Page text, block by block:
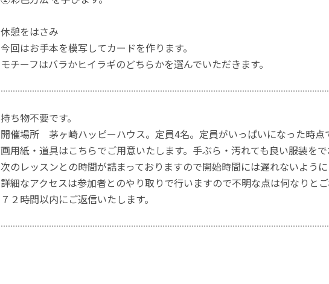
休憩をはさみ
今回はお手本を模写してカードを作ります。
モチーフはバラかヒイラギのどちらかを選んでいただきます。
持ち物不要です。
開催場所 茅ヶ崎ハッピーハウス。定員4名。定員がいっぱいになった時点
画用紙・道具はこちらでご用意いたします。手ぶら・汚れても良い服装を
次のレッスンとの時間が詰まっておりますので開始時間には遅れないよう
詳細なアクセスは参加者とのやり取りで行いますので不明な点は何なりと
７２時間以内にご返信いたします。